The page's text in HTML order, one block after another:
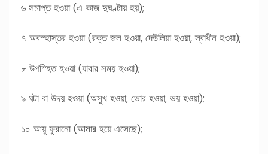
৬ সমাপ্ত হওয়া (এ কাজ দুঘণ্টায় হয়);
৭ অবস্হাস্তর হওয়া (রক্ত জল হওয়া, দেউলিয়া হওয়া, স্বাধীন হওয়া);
৮ উপস্হিত হওয়া (যাবার সময় হওয়া);
৯ ঘটা বা উদয় হওয়া (অসুখ হওয়া, ভোর হওয়া, ভয় হওয়া);
১০ আয়ু ফুরানো (আমার হয়ে এসেছে);